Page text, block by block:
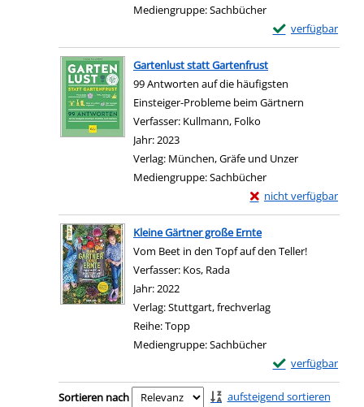
Mediengruppe:Sachbücher
verfügbar
Exemplar-
Zum Download
Gartenlust statt Gartenfrust
99 Antworten auf die häufigsten
Einsteiger-Probleme beim Gärtnern
Verfasser: Kullmann, Folko
Jahr:2023
Verlag: München, Gräfe und Unzer
Mediengruppe:Sachbücher
nicht verfügbar
Exemplar-Details von
Zum Download von
Kleine Gärtner große Ernte
Vom Beet in den Topf auf den Teller!
Verfasser: Kos, Rada
Jahr:2022
Verlag:Stuttgart, frechverlag
Reihe:Topp
Mediengruppe:Sachbücher
verfügbar
Exemplar-Details
Zum Download
Zu den Suchfiltern springen
Sortieren nach aufsteigend sortieren